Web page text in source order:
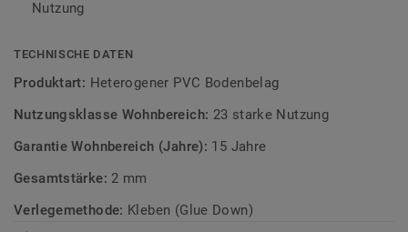
Flecken und Abrieb – ideal für das tägliche Leben.
Zirkulär gedacht
recycelbar. Zudem ist der Bodenbelag phthalatfrei und
weist sehr niedrige VOC-Emissionen auf, geprüft nach
anerkannten Standards.
Nutzung
TECHNISCHE DATEN
Produktart: Heterogener PVC Bodenbelag
Nutzungsklasse Wohnbereich: 23 starke Nutzung
Garantie Wohnbereich (Jahre): 15 Jahre
Gesamtstärke: 2 mm
Verlegemethode: Kleben (Glue Down)